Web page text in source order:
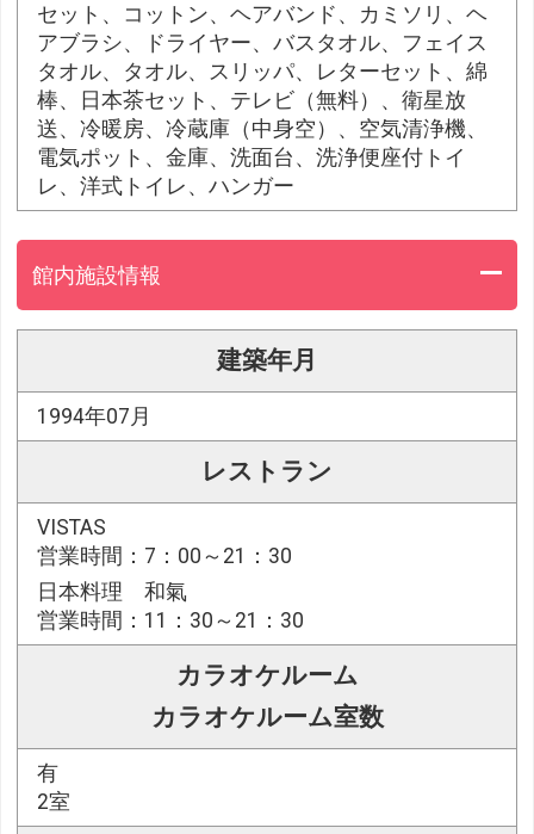
セット、コットン、ヘアバンド、カミソリ、ヘ
アブラシ、ドライヤー、バスタオル、フェイス
タオル、タオル、スリッパ、レターセット、綿
棒、日本茶セット、テレビ（無料）、衛星放
送、冷暖房、冷蔵庫（中身空）、空気清浄機、
電気ポット、金庫、洗面台、洗浄便座付トイ
レ、洋式トイレ、ハンガー
館内施設情報
建築年月
1994年07月
レストラン
VISTAS
営業時間：7：00～21：30
日本料理 和氣
営業時間：11：30～21：30
カラオケルーム
カラオケルーム室数
有
2室